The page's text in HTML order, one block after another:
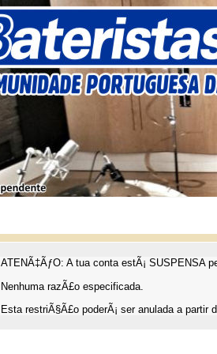
ATENÃ‡ÃƒO: A tua conta estÃ¡ SUSPENSA
Nenhuma razÃ£o especificada.
Esta restriÃ§Ã£o poderÃ¡ ser anulada a partir